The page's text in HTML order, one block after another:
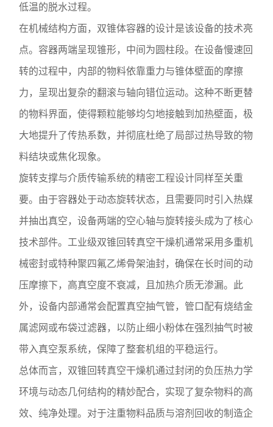
低温的脱水过程。
在机械结构方面，双锥体容器的设计是该设备的技术亮
点。容器两端呈现锥形，中间为圆柱段。在设备慢速回
转的过程中，内部的物料依靠重力与锥体壁面的摩擦
力，呈现出复杂的翻滚与轴向错位运动。这种不断更替
的物料界面，使得颗粒能够均匀地接触到加热壁面，极
大地提升了传热系数，并彻底杜绝了局部过热导致的物
料结块或焦化现象。
旋转支撑与介质传输系统的精密工程设计同样至关重
要。由于容器处于动态旋转状态，且需要同时引入热媒
并抽出真空，设备两端的空心轴与旋转接头成为了核心
技术部件。工业级双锥回转真空干燥机通常采用多重机
械密封或特种聚四氟乙烯骨架油封，确保在长时间的动
压摩擦下，高真空度不衰减，且加热介质无渗漏。此
外，设备内部通常会配置真空抽气管，管口配有烧结金
属滤网或布袋过滤器，以防止细小粉体在强烈抽气时被
带入真空泵系统，保障了整套机组的平稳运行。
总体而言，双锥回转真空干燥机通过封闭的负压热力学
环境与动态几何结构的精妙配合，实现了复杂物料的高
效、纯净处理。对于注重物料品质与溶剂回收的制造企